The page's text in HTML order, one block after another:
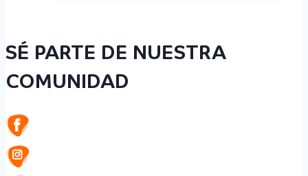
SÉ PARTE DE NUESTRA
COMUNIDAD